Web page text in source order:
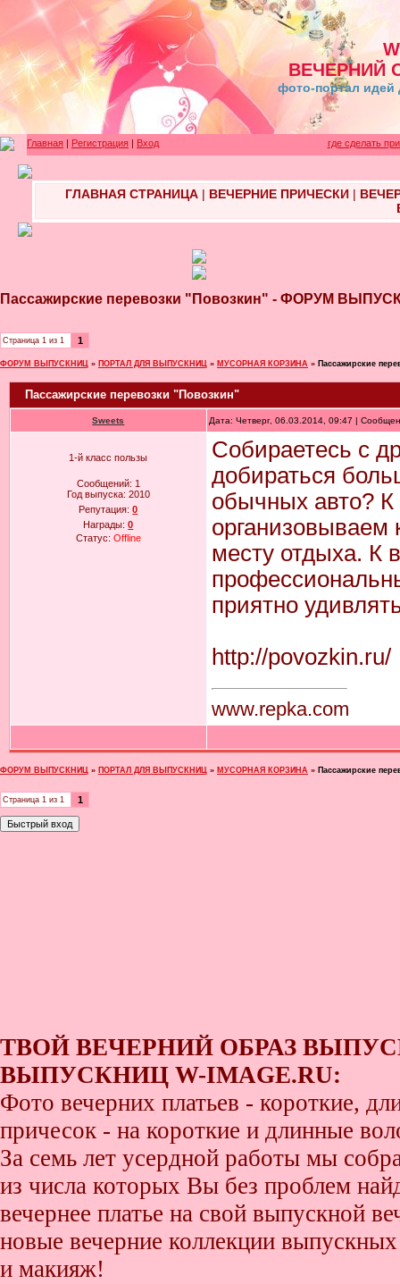
ВЕЧЕРНИЙ
фото-портал идей
Главная | Регистрация | Вход где сделать
ГЛАВНАЯ СТРАНИЦА| ВЕЧЕРНИЕ ПРИЧЕСКИ|
Пассажирские перевозки "Повозкин" - ФОРУМ
Страница 1 из 1 1
ФОРУМ ВЫПУСКНИЦ » ПОРТАЛ ДЛЯ ВЫПУСКНИЦ » МУСОРНАЯ КОРЗИНА » Пассажирские
Пассажирские перевозки "Повозкин"
Sweets Дата: Четверг, 06.03.2014, 09:47 |
1-й класс пользы
Сообщений: 1
Год выпуска: 2010
Репутация:0
Награды:0
Статус: Offline
Собираетесь с
добираться
обычных авто?
организовываем
месту отдыха. К
приятно
http://povozkin.ru/
www.repka.com
ФОРУМ ВЫПУСКНИЦ » ПОРТАЛ ДЛЯ ВЫПУСКНИЦ » МУСОРНАЯ КОРЗИНА » Пассажирские
Страница 1 из 1 1
ТВОЙ ВЕЧЕРНИЙ ОБРАЗ
ВЫПУСКНИЦ W-IMAGE.RU:
Фото вечерних платьев - короткие,
причесок - на короткие и длинные
За семь лет усердной работы мы
из числа которых Вы без проблем
вечернее платье на свой выпускной
новые вечерние коллекции
и макияж!